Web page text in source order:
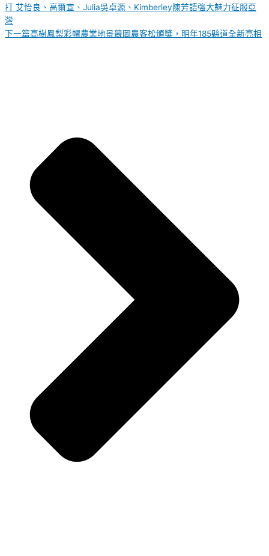
打 艾怡良、高爾宣、Julia吳卓源、Kimberley陳芳語強大魅力征服亞
灣
下一篇高樹鳳梨彩帽農業地景競圖農客松頒獎，明年185縣道全新亮相